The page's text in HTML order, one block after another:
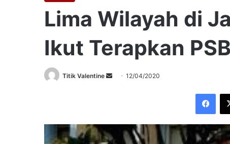
Lima Wilayah di
Ikut Terapkan
Titik Valentine
Send12/04/2020